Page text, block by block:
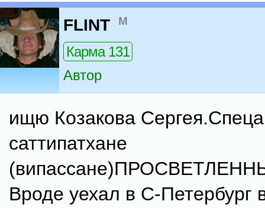
FLINT м
Карма 131
Автор
ищю Козакова
саттипатхане
Вроде уехал в С-Петербург